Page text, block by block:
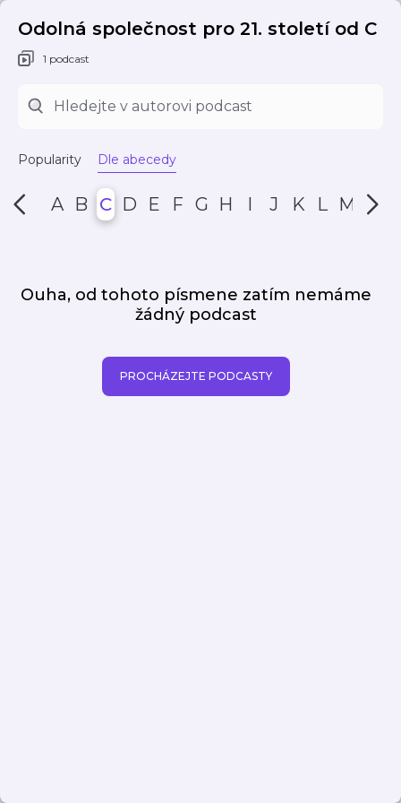
Odolná společnost pro 21. století od C
1 podcast
Popularity Dle abecedy
A B C D E F G H I J K L M N
Ouha, od tohoto písmene zatím nemáme
žádný podcast
PROCHÁZEJTE PODCASTY